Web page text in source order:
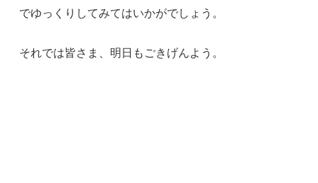
でゆっくりしてみてはいかがでしょう。
それでは皆さま、明日もごきげんよう。